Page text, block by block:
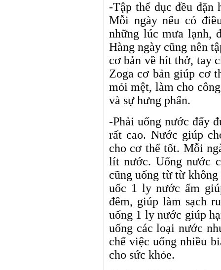
-Tập thể dục đều đặn
Mỗi ngày nếu có
những lúc mưa lạnh,
Hàng ngày cũng nên
cơ bản về hít thở, tay
Zoga cơ bản giúp cơ
mỏi mệt, làm cho
và sự hưng phấn.
-Phải uống nước đấy
rất cao. Nước giúp
cho cơ thể tốt. Mỗi
lít nước. Uống nước
cũng uống từ từ
uốc 1 ly nước ấm
đêm, giúp làm sạch
uống 1 ly nước giúp
uống các loại nước
chế việc uống nhiều
cho sức khỏe.